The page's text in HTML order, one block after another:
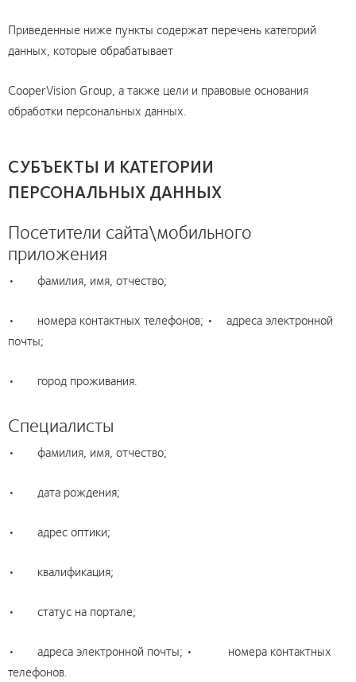
Приведенные ниже пункты содержат перечень категорий
данных, которые обрабатывает
CooperVision Group, а также цели и правовые основания
обработки персональных данных.
СУБЪЕКТЫ И КАТЕГОРИИ
ПЕРСОНАЛЬНЫХ ДАННЫХ
Посетители сайта\мобильного
приложения
• фамилия, имя, отчество;
• номера контактных телефонов; • адреса электронной
почты;
• город проживания.
Специалисты
• фамилия, имя, отчество;
• дата рождения;
• адрес оптики;
• квалификация;
• статус на портале;
• адреса электронной почты; • номера контактных
телефонов.